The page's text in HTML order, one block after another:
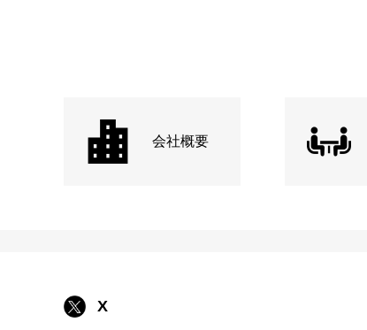
会社概要
X